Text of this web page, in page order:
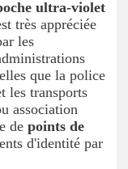
ultra-violet
très appréciée
les
que la police
les transports
association
de points de
d'identité par